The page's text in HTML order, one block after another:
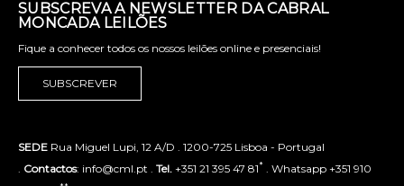
SUBSCREVA A NEWSLETTER DA CABRAL
MONCADA LEILÕES
Fique a conhecer todos os nossos leilões online e presenciais!
SUBSCREVER
SEDE Rua Miguel Lupi, 12 A/D . 1200-725 Lisboa - Portugal
Contactos: info@cml.pt . Tel. +351 21 395 47 81* . Whatsapp +351 910